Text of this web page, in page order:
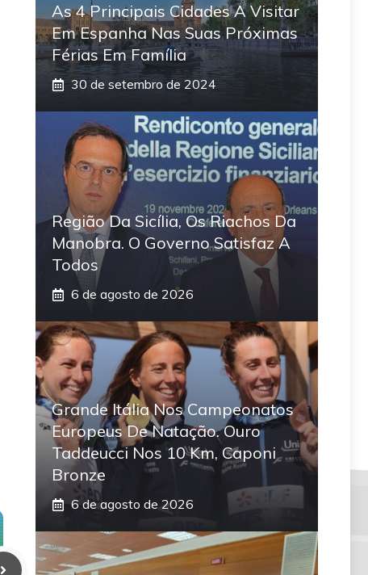
As 4 Principais Cidades A Visitar
Em Espanha Nas Suas Próximas
Férias Em Família
30 de setembro de 2024
Região Da Sicília, Os Riachos Da
Manobra. O Governo Satisfaz A
Todos
6 de agosto de 2026
Grande Itália Nos Campeonatos
Europeus De Natação. Ouro
Taddeucci Nos 10 Km, Caponi
Bronze
6 de agosto de 2026